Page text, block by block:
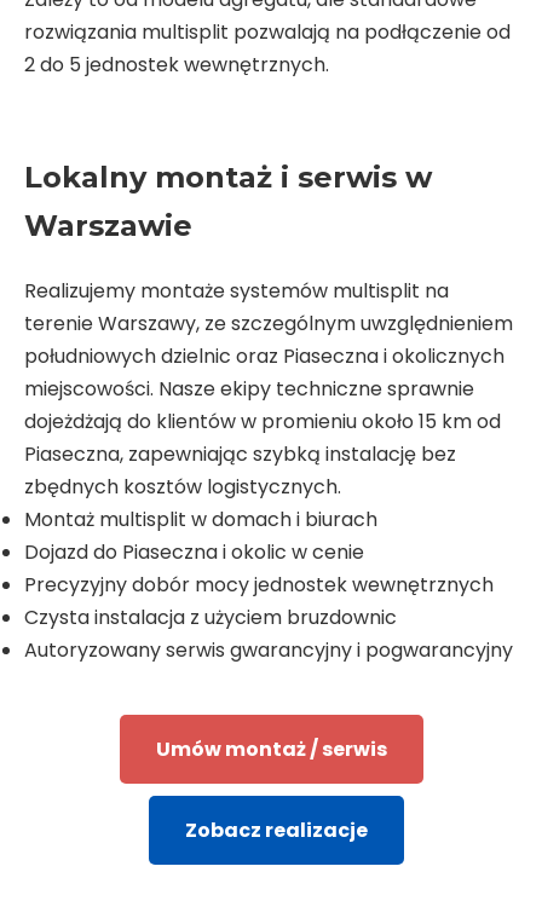
rozwiązania multisplit pozwalają na podłączenie od
2 do 5 jednostek wewnętrznych.
Lokalny montaż i serwis w
Warszawie
Realizujemy montaże systemów multisplit na
terenie Warszawy, ze szczególnym uwzględnieniem
południowych dzielnic oraz Piaseczna i okolicznych
miejscowości. Nasze ekipy techniczne sprawnie
dojeżdżają do klientów w promieniu około 15 km od
Piaseczna, zapewniając szybką instalację bez
zbędnych kosztów logistycznych.
Montaż multisplit w domach i biurach
Dojazd do Piaseczna i okolic w cenie
Precyzyjny dobór mocy jednostek wewnętrznych
Czysta instalacja z użyciem bruzdownic
Autoryzowany serwis gwarancyjny i pogwarancyjny
Umów montaż / serwis
Zobacz realizacje